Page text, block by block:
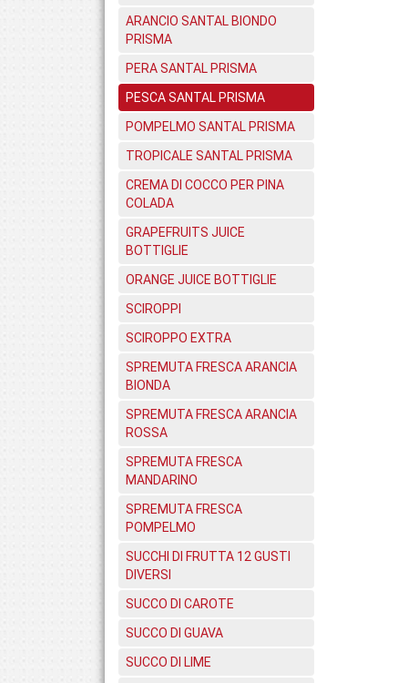
ARANCIO SANTAL BIONDO
PRISMA
PERA SANTAL PRISMA
PESCA SANTAL PRISMA
POMPELMO SANTAL PRISMA
TROPICALE SANTAL PRISMA
CREMA DI COCCO PER PINA
COLADA
GRAPEFRUITS JUICE
BOTTIGLIE
ORANGE JUICE BOTTIGLIE
SCIROPPI
SCIROPPO EXTRA
SPREMUTA FRESCA ARANCIA
BIONDA
SPREMUTA FRESCA ARANCIA
ROSSA
SPREMUTA FRESCA
MANDARINO
SPREMUTA FRESCA
POMPELMO
SUCCHI DI FRUTTA 12 GUSTI
DIVERSI
SUCCO DI CAROTE
SUCCO DI GUAVA
SUCCO DI LIME